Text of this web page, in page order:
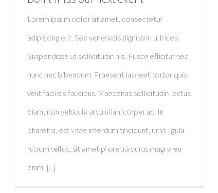
Lorem ipsum dolor sit amet, consectetur
adipiscing elit. Sed venenatis dignissim ultrices.
Suspendisse ut sollicitudin nisi. Fusce efficitur nec
nunc nec bibendum. Praesent laoreet tortor quis
velit facilisis faucibus. Maecenas sollicitudin lectus
diam, non vehicula arcu ullamcorper ac. In
pharetra, est vitae interdum tincidunt, urna ligula
rutrum tellus, sit amet pharetra purus magna eu
enim. [...]